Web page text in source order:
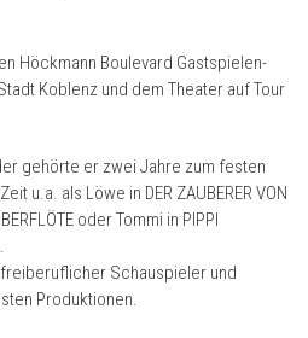
Höckmann Boulevard Gastspielen-
Koblenz und dem Theater auf Tour
gehörte er zwei Jahre zum festen
u.a. als Löwe in DER ZAUBERER VON
oder Tommi in PIPPI
Schauspieler und
Produktionen.